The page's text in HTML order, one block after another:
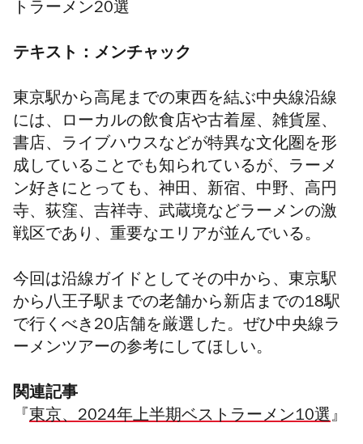
トラーメン20選
テキスト：メンチャック
東京駅から高尾までの東西を結ぶ中央線沿線
には、ローカルの飲食店や古着屋、雑貨屋、
書店、ライブハウスなどが特異な文化圏を形
成していることでも知られているが、ラーメ
ン好きにとっても、神田、新宿、中野、高円
寺、荻窪、吉祥寺、武蔵境などラーメンの激
戦区であり、重要なエリアが並んでいる。
今回は沿線ガイドとしてその中から、東京駅
から八王子駅までの老舗から新店までの18駅
で行くべき20店舗を厳選した。ぜひ中央線ラ
ーメンツアーの参考にしてほしい。
関連記事
『 東京、2024年上半期ベストラーメン10選』